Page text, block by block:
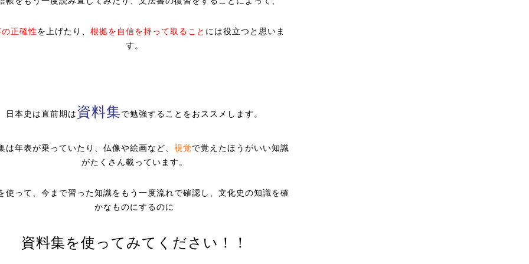
正確性を上げたり、 根拠を自信を持って取ること には役立つと思いま
す。
日本史は直前期は 資料集で勉強することをおススメします。
は年表が乗っていたり、仏像や絵画など、 視覚で覚えたほうがいい知識
がたくさん載っています。
使って、今まで習った知識をもう一度流れで確認し、文化史の知識を確
かなものにするのに
資料集を使ってみてください！！